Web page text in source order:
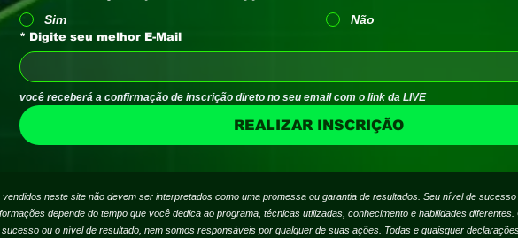
Sim Não
* Digite seu melhor E-Mail
você receberá a confirmação de inscrição direto no seu email com o link da LIVE
REALIZAR INSCRIÇÃO
neste site não devem ser interpretados como uma promessa ou garantia de resultados. Seu nível de
depende do tempo que você dedica ao programa, técnicas utilizadas, conhecimento e habilidades diferentes.
ou o nível de resultado, nem somos responsáveis por qualquer de suas ações. Todas e quaisquer